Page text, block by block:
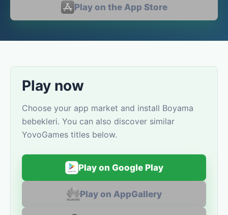
Play on the App Store
Play now
Choose your app market and install Boyama
bebekleri. You can also discover similar
YovoGames titles below.
Play on Google Play
Play on AppGallery